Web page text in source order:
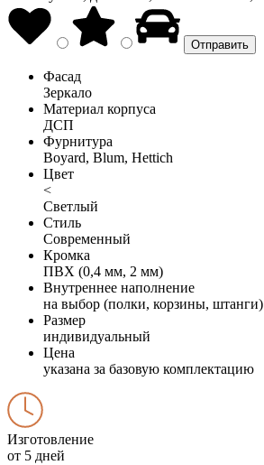
Фасад
Зеркало
Материал корпуса
ДСП
Фурнитура
Boyard, Blum, Hettich
Цвет
<
Светлый
Стиль
Современный
Кромка
ПВХ (0,4 мм, 2 мм)
Внутреннее наполнение
на выбор (полки, корзины, штанги)
Размер
индивидуальный
Цена
указана за базовую комплектацию
Изготовление
от 5 дней